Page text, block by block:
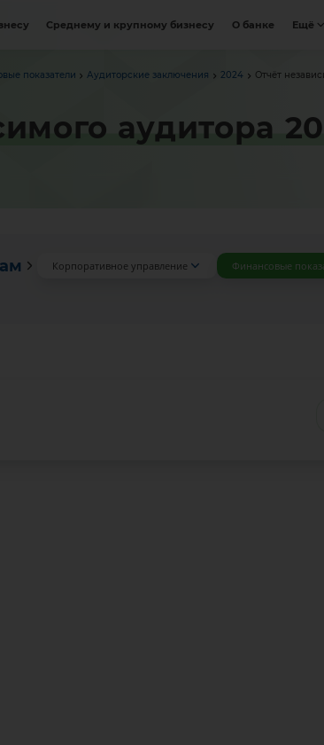
Среднему и крупному бизнесу О банке Ещё
показатели Аудиторские заключения 2024 Отчёт
аудитора
Корпоративное управление Финансовые